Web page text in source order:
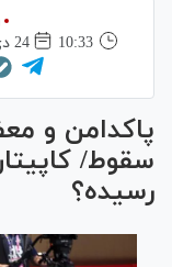
10:33
24 دی 1403
پاکدامن و
سقوط/
رسیده؟